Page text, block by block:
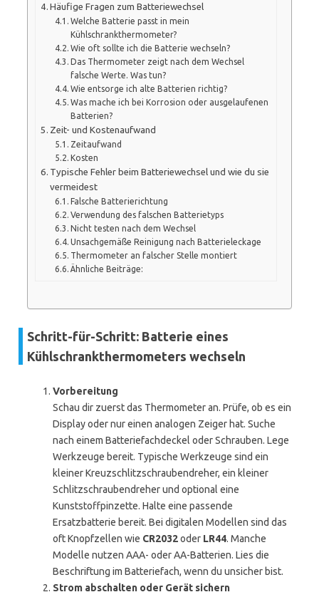
Häufige Fragen zum Batteriewechsel
Welche Batterie passt in mein
Kühlschrankthermometer?
Wie oft sollte ich die Batterie wechseln?
Das Thermometer zeigt nach dem Wechsel
falsche Werte. Was tun?
Wie entsorge ich alte Batterien richtig?
Was mache ich bei Korrosion oder ausgelaufenen
Batterien?
Zeit- und Kostenaufwand
Zeitaufwand
Kosten
Typische Fehler beim Batteriewechsel und wie du sie
vermeidest
Falsche Batterierichtung
Verwendung des falschen Batterietyps
Nicht testen nach dem Wechsel
Unsachgemäße Reinigung nach Batterieleckage
Thermometer an falscher Stelle montiert
Ähnliche Beiträge:
Schritt-für-Schritt: Batterie eines
Kühlschrankthermometers wechseln
Vorbereitung
Schau dir zuerst das Thermometer an. Prüfe, ob es ein
Display oder nur einen analogen Zeiger hat. Suche
nach einem Batteriefachdeckel oder Schrauben. Lege
Werkzeuge bereit. Typische Werkzeuge sind ein
kleiner Kreuzschlitzschraubendreher, ein kleiner
Schlitzschraubendreher und optional eine
Kunststoffpinzette. Halte eine passende
Ersatzbatterie bereit. Bei digitalen Modellen sind das
oft Knopfzellen wie CR2032oder LR44. Manche
Modelle nutzen AAA- oder AA-Batterien. Lies die
Beschriftung im Batteriefach, wenn du unsicher bist.
Strom abschalten oder Gerät sichern